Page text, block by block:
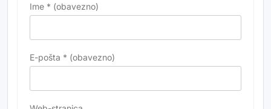
Ime * (obavezno)
E-pošta * (obavezno)